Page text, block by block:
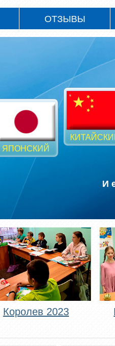
ОТЗЫВЫ
ЯПОНСКИЙ
И
Королев 2023